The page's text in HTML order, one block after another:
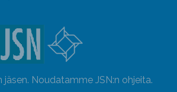
Noudatamme JSN:n ohjeita.